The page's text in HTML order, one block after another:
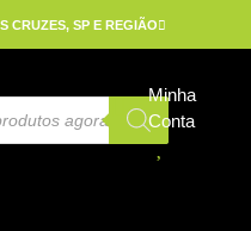
CRUZES, SP E REGIÃO
Minha
Conta